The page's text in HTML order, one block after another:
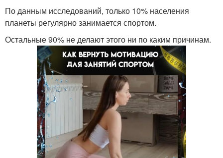
По данным исследований, только 10% населения
планеты регулярно занимается спортом.
Остальные 90% не делают этого ни по каким причинам.